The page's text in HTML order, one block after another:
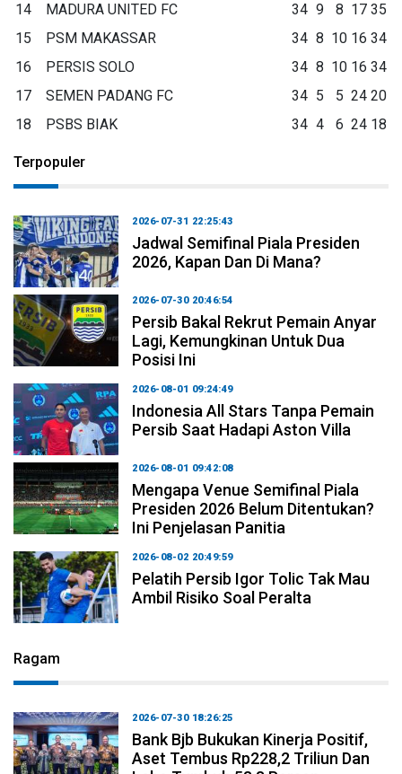
14
MADURA UNITED FC 34 9 8 17 35
15
PSM MAKASSAR 34 8 10 16 34
16
PERSIS SOLO 34 8 10 16 34
17
SEMEN PADANG FC 34 5 5 24 20
18
PSBS BIAK 34 4 6 24 18
Terpopuler
2026-07-31 22:25:43
Jadwal Semifinal Piala Presiden
2026, Kapan Dan Di Mana?
2026-07-30 20:46:54
Persib Bakal Rekrut Pemain Anyar
Lagi, Kemungkinan Untuk Dua
Posisi Ini
2026-08-01 09:24:49
Indonesia All Stars Tanpa Pemain
Persib Saat Hadapi Aston Villa
2026-08-01 09:42:08
Mengapa Venue Semifinal Piala
Presiden 2026 Belum Ditentukan?
Ini Penjelasan Panitia
2026-08-02 20:49:59
Pelatih Persib Igor Tolic Tak Mau
Ambil Risiko Soal Peralta
Ragam
2026-07-30 18:26:25
Bank Bjb Bukukan Kinerja Positif,
Aset Tembus Rp228,2 Triliun Dan